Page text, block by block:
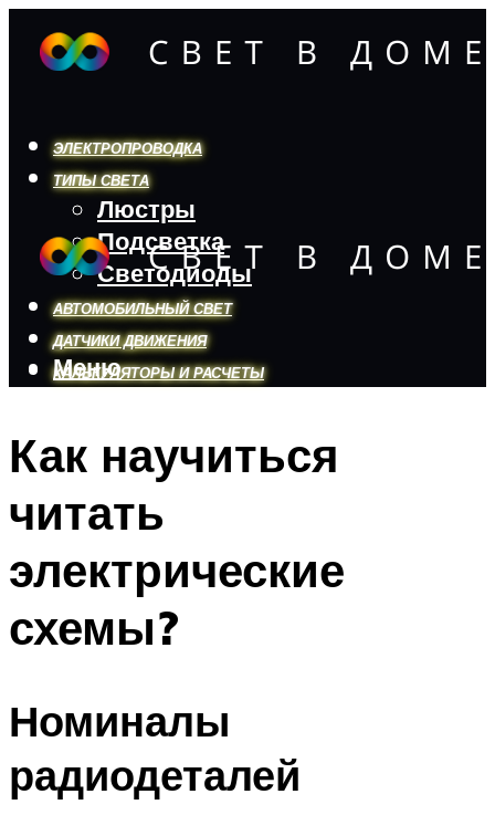
ЭЛЕКТРОПРОВОДКА
ТИПЫ СВЕТА
Люстры
Подсветка
Светодиоды
АВТОМОБИЛЬНЫЙ СВЕТ
ДАТЧИКИ ДВИЖЕНИЯ
КАЛЬКУЛЯТОРЫ И РАСЧЕТЫ
Меню
Меню
Как научиться
читать
электрические
схемы?
Номиналы
радиодеталей